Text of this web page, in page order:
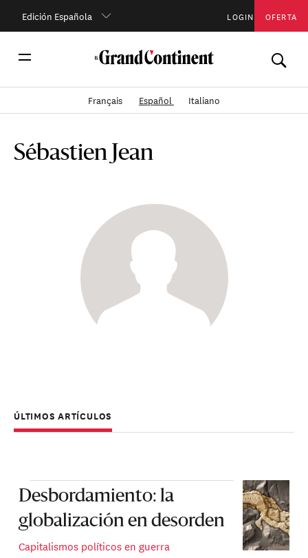
Edición Española LOGIN OFERTA
Français Español Italiano
Sébastien Jean
ÚLTIMOS ARTÍCULOS
Desbordamiento: la
globalización en desorden
Capitalismos políticos en guerra